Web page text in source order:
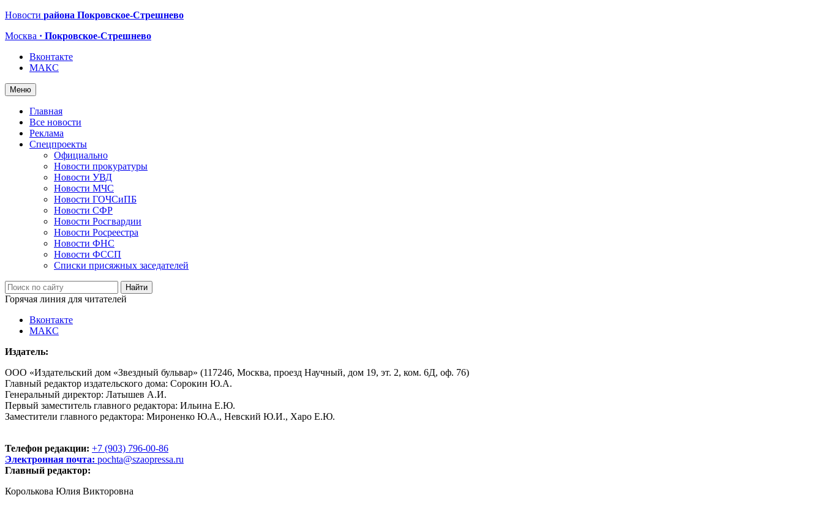
Новости района Покровское-Стрешнево
Москва · Покровское-Стрешнево
Вконтакте
МАКС
Меню
Главная
Все новости
Реклама
Спецпроекты
Официально
Новости прокуратуры
Новости УВД
Новости МЧС
Новости ГОЧСиПБ
Новости СФР
Новости Росгвардии
Новости Росреестра
Новости ФНС
Новости ФССП
Списки присяжных заседателей
Горячая линия для читателей
Вконтакте
МАКС
Издатель:
ООО «Издательский дом «Звездный бульвар» (117246, Москва, проезд Научный, дом 19, эт. 2, ком. 6Д, оф. 76)
Главный редактор издательского дома: Сорокин Ю.А.
Генеральный директор: Латышев А.И.
Первый заместитель главного редактора: Ильина Е.Ю.
Заместители главного редактора: Мироненко Ю.А., Невский Ю.И., Харо Е.Ю.
Телефон редакции: +7 (903) 796-00-86
Электронная почта: pochta@szaopressa.ru
Главный редактор:
Королькова Юлия Викторовна